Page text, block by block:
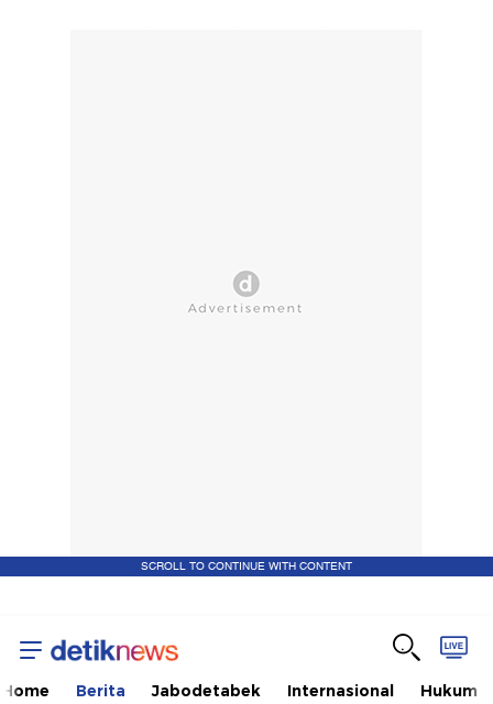
SCROLL TO CONTINUE WITH CONTENT
Home Berita Jabodetabek Internasional Hukum